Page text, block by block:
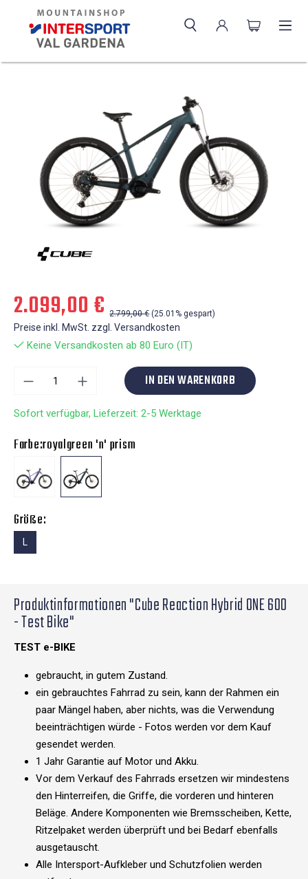
2.099,00 € 2.799,00 € (25.01% gespart)
Preise inkl. MwSt. zzgl. Versandkosten
Keine Versandkosten ab 80 Euro (IT)
IN DEN WARENKORB
Sofort verfügbar, Lieferzeit: 2-5 Werktage
Farbe:royalgreen 'n' prism
Größe:
L
Produktinformationen "Cube Reaction Hybrid ONE 600
- Test Bike"
TEST e-BIKE
gebraucht, in gutem Zustand.
ein gebrauchtes Fahrrad zu sein, kann der Rahmen ein
paar Mängel haben, aber nichts, was die Verwendung
beeinträchtigen würde - Fotos werden vor dem Kauf
gesendet werden.
1 Jahr Garantie auf Motor und Akku.
Vor dem Verkauf des Fahrrads ersetzen wir mindestens
den Hinterreifen, die Griffe, die vorderen und hinteren
Beläge. Andere Komponenten wie Bremsscheiben, Kette,
Ritzelpaket werden überprüft und bei Bedarf ebenfalls
ausgetauscht.
Alle Intersport-Aufkleber und Schutzfolien werden